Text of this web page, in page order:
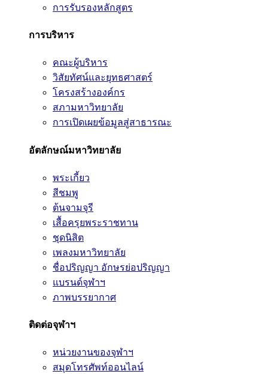
การรับรองหลักสูตร
การบริหาร
คณะผู้บริหาร
วิสัยทัศน์และยุทธศาสตร์
โครงสร้างองค์กร
สภามหาวิทยาลัย
การเปิดเผยข้อมูลสู่สาธารณะ
อัตลักษณ์มหาวิทยาลัย
พระเกี้ยว
สีชมพู
ต้นจามจุรี
เสื้อครุยพระราชทาน
ชุดนิสิต
เพลงมหาวิทยาลัย
ชื่อปริญญา อักษรย่อปริญญา
แบรนด์จุฬาฯ
ภาพบรรยากาศ
ติดต่อจุฬาฯ
หน่วยงานของจุฬาฯ
สมุดโทรศัพท์ออนไลน์